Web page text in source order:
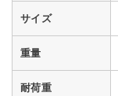
サイズ
重量
耐荷重